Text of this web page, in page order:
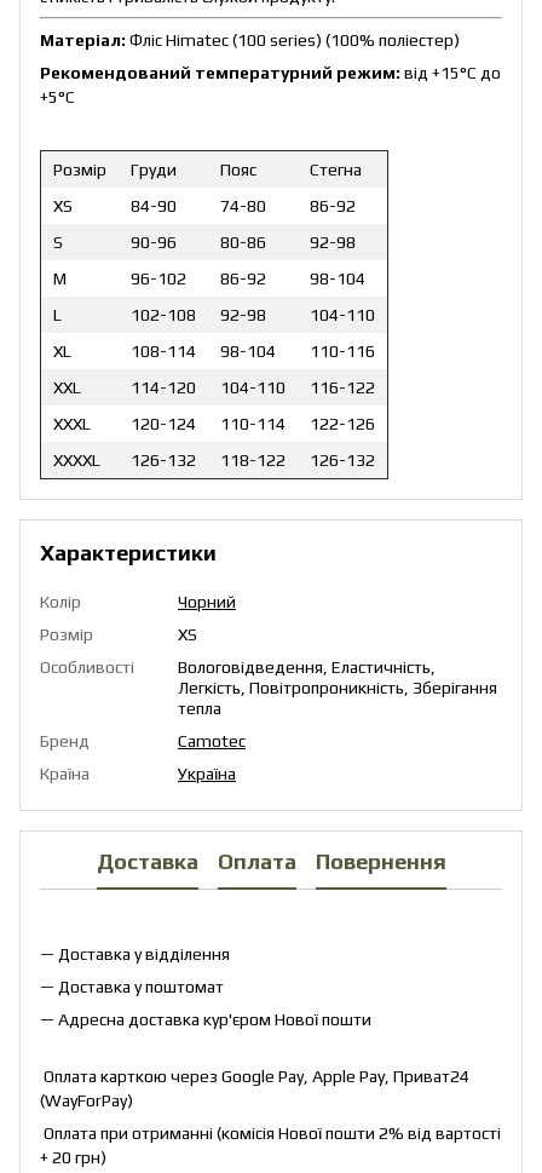
Матеріал: Фліс Himatec (100 series) (100% поліестер)
Рекомендований температурний режим: від +15°C до
+5°C
Розмір Груди Пояс
Стегна
XS
84-90 74-80
86-92
S
90-96 80-86
92-98
M
96-102 86-92
98-104
L
102-108 92-98
104-110
XL
108-114 98-104
110-116
XXL
114-120 104-110
116-122
XXXL
120-124 110-114
122-126
XXXXL
126-132 118-122 126-132
Характеристики
Колір
Чорний
Розмір
XS
Особливості
Вологовідведення, Еластичність,
Легкість, Повітропроникність, Зберігання
тепла
Бренд
Camotec
Країна
Україна
Доставка Оплата Повернення
— Доставка у відділення
— Доставка у поштомат
— Адресна доставка кур'єром Нової пошти
Оплата карткою через Google Pay, Apple Pay, Приват24
(WayForPay)
Оплата при отриманні (комісія Нової пошти 2% від вартості
+ 20 грн)